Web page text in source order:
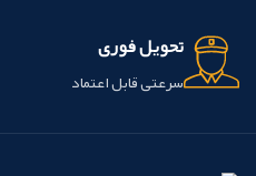
تحویل فوری
سرعتی قابل اعتماد